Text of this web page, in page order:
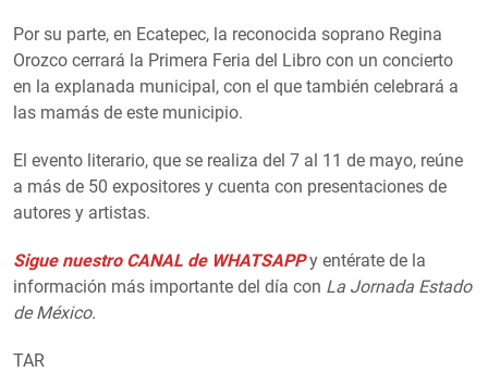
Por su parte, en Ecatepec, la reconocida soprano Regina
Orozco cerrará la Primera Feria del Libro con un concierto
en la explanada municipal, con el que también celebrará a
las mamás de este municipio.
El evento literario, que se realiza del 7 al 11 de mayo, reúne
a más de 50 expositores y cuenta con presentaciones de
autores y artistas.
Sigue nuestro CANAL de WHATSAPP y entérate de la
información más importante del día con La Jornada Estado
de México.
TAR